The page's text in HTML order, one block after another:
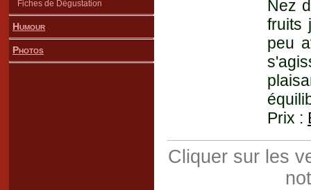
Fiches de Dégustation
Humour
Photos
Nez
fruits
peu
Prix :
Cliquer sur les